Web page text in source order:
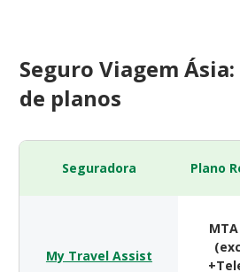
Seguro Viagem
de planos
Seguradora Plano
My Travel Assist